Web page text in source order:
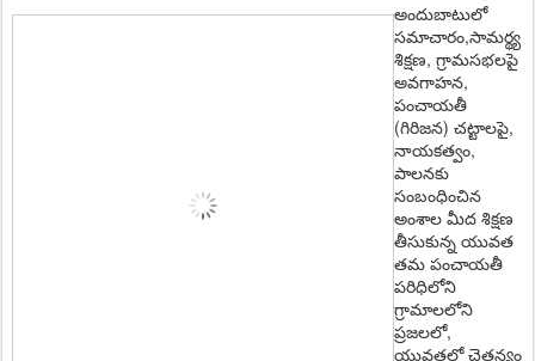
అందుబాటులో
సమాచారం,సామ‌ర్థ్య
శిక్ష‌ణ‌, గ్రామ‌స‌భ‌ల‌పై
అవ‌గాహ‌న‌,
పంచాయ‌తీ
(గిరిజ‌న‌) చ‌ట్టాల‌పై,
నాయ‌క‌త్వం,
పాల‌న‌కు
సంబంధించిన
అంశాల మీద శిక్ష‌ణ
తీసుకున్న యువ‌త
త‌మ పంచాయ‌తీ
ప‌రిధిలోని
గ్రామాలలోని
ప్ర‌జ‌ల‌లో,
యువ‌తలో చైత‌న్యం